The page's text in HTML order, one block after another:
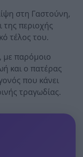
στη Γαστούνη,
της περιοχής
τέλος του.
με παρόμοιο
και ο πατέρας
που κάνει
τραγωδίας.